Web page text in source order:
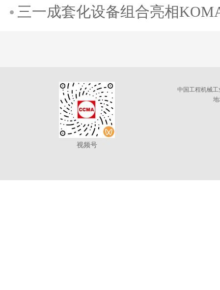
三一成套化设备组合亮相
视频号
中国工程机械
地